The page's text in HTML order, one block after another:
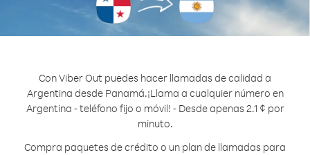
Con Viber Out puedes hacer llamadas de calidad a
Argentina desde Panamá.¡Llama a cualquier número en
Argentina - teléfono fijo o móvil! - Desde apenas 2.1 ¢ por
minuto.
Compra paquetes de crédito o un plan de llamadas para